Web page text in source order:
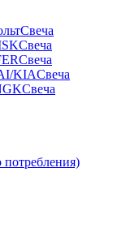
Свеча
Свеча
Свеча
KIAСвеча
Свеча